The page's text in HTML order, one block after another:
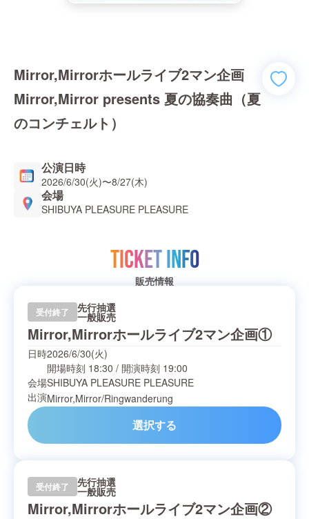
Mirror,Mirrorホールライブ2マン企画
Mirror,Mirror presents 夏の協奏曲（夏
のコンチェルト）
公演日時
2026/6/30(火)〜8/27(木)
会場
SHIBUYA PLEASURE PLEASURE
TICKET INFO
販売情報
受付終了 先行抽選
一般販売
Mirror,Mirrorホールライブ2マン企画①
日時2026/6/30(火)
開場時刻 18:30 / 開演時刻 19:00
会場SHIBUYA PLEASURE PLEASURE
出演Mirror,Mirror/Ringwanderung
選択する
受付終了 先行抽選
一般販売
Mirror,Mirrorホールライブ2マン企画②